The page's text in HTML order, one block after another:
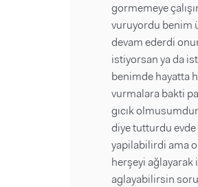
gormemeye
vuruyordu benim
devam ederdi
istiyorsan ya da
benimde hayatta
vurmalara bakti
gıcık
diye tutturdu
yapilabilirdi ama
herşeyi
aglayabilirsin